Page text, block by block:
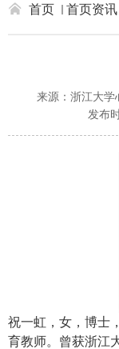
首页 首页资讯
来源：浙江大学
发布
祝一虹，女，博士
育教师。曾获浙江